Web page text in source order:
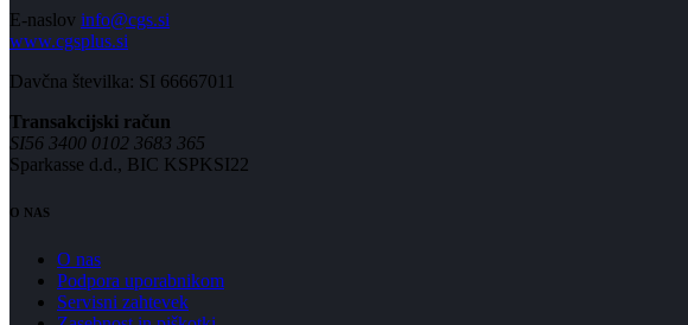
E-naslov info@cgs.si
www.cgsplus.si
Davčna številka: SI 66667011
Transakcijski račun
SI56 3400 0102 3683 365
Sparkasse d.d., BIC KSPKSI22
O NAS
O nas
Podpora uporabnikom
Servisni zahtevek